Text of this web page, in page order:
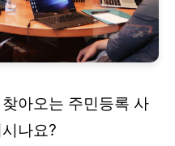
아오는 주민등록 사
나요?